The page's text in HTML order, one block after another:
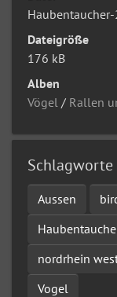
Dateigröße
176 kB
Alben
Vögel / Rallen
Schlagworte
Aussen
nordrhein
Vogel